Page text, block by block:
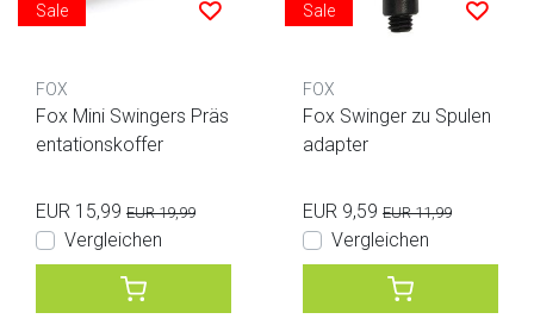
Sale
FOX
Fox Mini Swingers Präs
entationskoffer
EUR 15,99 EUR 19,99
Vergleichen
Sale
FOX
Fox Swinger zu Spulen
adapter
EUR 9,59 EUR 11,99
Vergleichen